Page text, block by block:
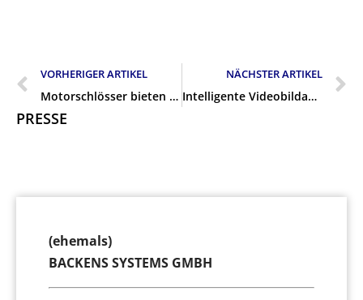
VORHERIGER ARTIKEL
Motorschlösser bieten Vorteile für Unternehmen und Einrichtungen
NÄCHSTER ARTIKEL
Intelligente Videobildanalyse schützt Unternehmen besser vor Einbrüchen
PRESSE
(ehemals)
BACKENS SYSTEMS GMBH